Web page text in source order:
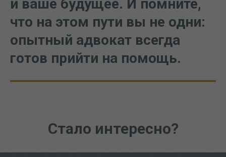
и ваше будущее. И помните,
что на этом пути вы не одни:
опытный адвокат всегда
готов прийти на помощь.
Стало интересно?